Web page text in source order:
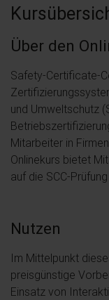
Über den
Safety-Certificate-
und Umweltschutz
Mitarbeiter in
Onlinekurs bietet
auf die SCC-
Nutzen
Im Mittelpunkt
preisgünstige
Einsatz von